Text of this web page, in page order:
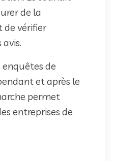
de la
de vérifier
enquêtes de
et après le
permet
entreprises de